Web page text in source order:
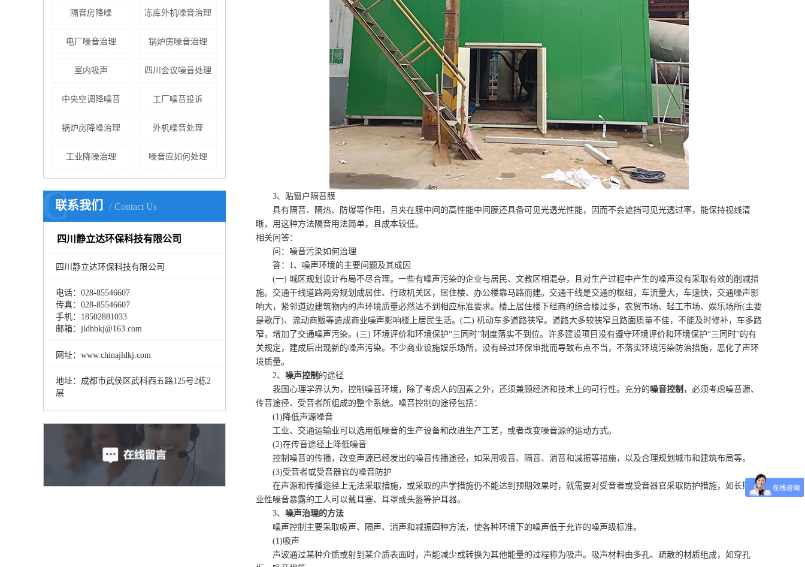
隔音房降噪 冻库外机噪音治理
电厂噪音治理 锅炉房噪音治理
室内吸声 四川会议噪音处理
中央空调降噪音 工厂噪音投诉
锅炉房降噪治理 外机噪音处理
工业降噪治理 噪音应如何处理
联系我们 Contact Us
C
四川静立达环保科技有限公司
四川静立达环保科技有限公司
电话：028-85546607
传真：028-85546607
手机：18502881033
邮箱：jldhbkj@163.com
网址：www.chinajldkj.com
地址：成都市武侯区武科西五路125号2栋2
层
3、贴窗户隔音膜
具有隔音、隔热、防爆等作用，且夹在膜中间的高性能中间膜还具备可见光透光性能，因而不会遮挡可见光透过率，能保持视线清
晰，用这种方法隔音用法简单，且成本较低。
相关问答：
问：噪音污染如何治理
答：1、噪声环境的主要问题及其成因
(一) 城区规划设计布局不尽合理。一些有噪声污染的企业与居民、文教区相混杂，且对生产过程中产生的噪声没有采取有效的削减措
施。交通干线道路两旁规划成居住、行政机关区，居住楼、办公楼靠马路而建。交通干线是交通的枢纽，车流量大，车速快，交通噪声影
响大，紧邻道边建筑物内的声环境质量必然达不到相应标准要求。楼上居住楼下经商的综合楼过多，农贸市场、轻工市场、娱乐场所(主要
是歌厅)、流动商贩等造成商业噪声影响楼上居民生活。(二) 机动车多道路狭窄。道路大多较狭窄且路面质量不佳，不能及时修补，车多路
窄，增加了交通噪声污染。(三) 环境评价和环境保护“三同时”制度落实不到位。许多建设项目没有遵守环境评价和环境保护“三同时”的有
关规定，建成后出现新的噪声污染。不少商业设施娱乐场所，没有经过环保审批而导致布点不当，不落实环境污染防治措施，恶化了声环
境质量。
2、 噪声控制 的途径
我国心理学界认为，控制噪音环境，除了考虑人的因素之外，还须兼顾经济和技术上的可行性。充分的噪音控制 ，必须考虑噪音源、
传音途径、受音者所组成的整个系统。噪音控制的途径包括：
(1)降低声源噪音
工业、交通运输业可以选用低噪音的生产设备和改进生产工艺，或者改变噪音源的运动方式。
(2)在传音途径上降低噪音
控制噪音的传播，改变声源已经发出的噪音传播途径，如采用吸音、隔音、消音和减振等措施，以及合理规划城市和建筑布局等。
(3)受音者或受音器官的噪音防护
在声源和传播途径上无法采取措施，或采取的声学措施仍不能达到预期效果时，就需要对受音者或受音器官采取防护措施，如长期职
业性噪音暴露的工人可以戴耳塞、耳罩或头盔等护耳器。
3、 噪声治理的方法
噪声控制主要采取吸声、隔声、消声和减振四种方法，使各种环境下的噪声低于允许的噪声级标准。
(1)吸声
声波通过某种介质或射到某介质表面时，声能减少或转换为其他能量的过程称为吸声。吸声材料由多孔、疏散的材质组成，如穿孔